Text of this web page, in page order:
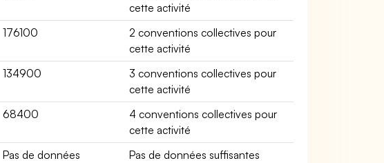
cette activité
176100
2 conventions collectives pour
cette activité
134900
3 conventions collectives pour
cette activité
68400
4 conventions collectives pour
cette activité
Pas de données
Pas de données suffisantes